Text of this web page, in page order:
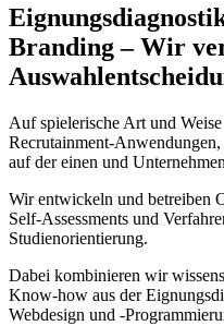
Branding – Wir
Auf spielerische Art und
Recrutainment-
auf der einen und
Wir entwickeln und betreiben
Self-Assessments und
Studienorientierung.
Dabei kombinieren wir
Know-how aus der
Webdesign und -